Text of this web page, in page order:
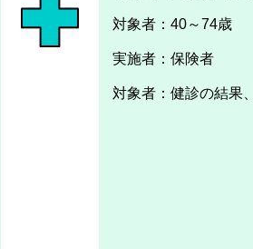
対象者：40～74歳
実施者：保険者
対象者：健診の結果